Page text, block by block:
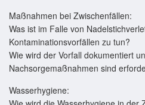
Maßnahmen bei Zwischenfällen:
Was ist im Falle von
Kontaminationsvorfällen zu tun?
Wie wird der Vorfall dokumentiert
Nachsorgemaßnahmen sind
Wasserhygiene: